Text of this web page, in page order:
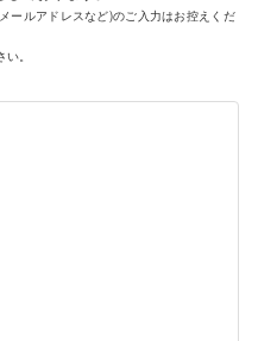
ールアドレスなど)のご入力はお控えくだ
。